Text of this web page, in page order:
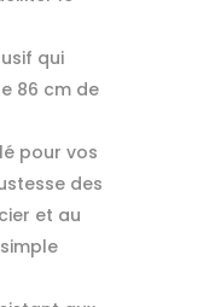
qui
86 cm de
pour vos
des
et au